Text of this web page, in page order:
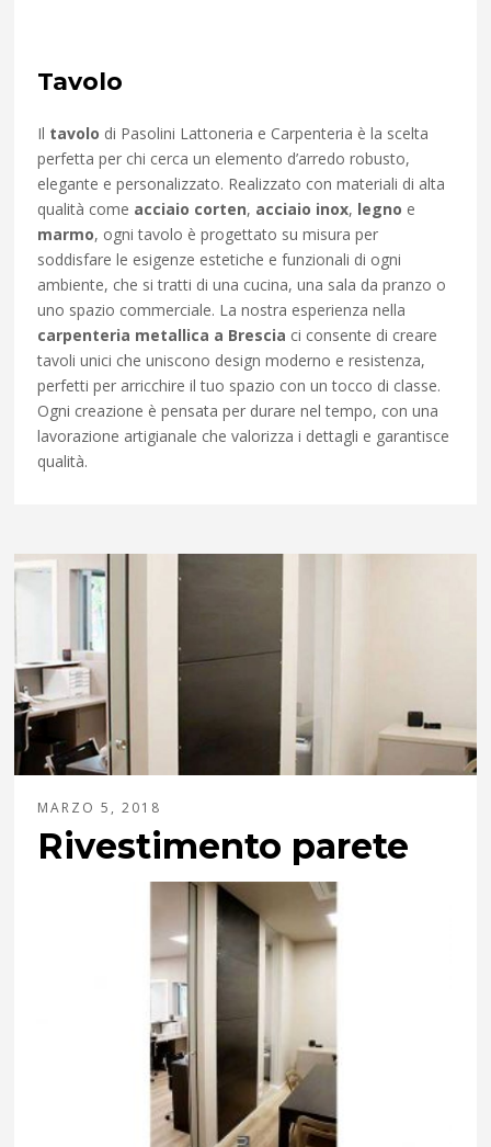
Tavolo
Il tavolo di Pasolini Lattoneria e Carpenteria è la scelta
perfetta per chi cerca un elemento d’arredo robusto,
elegante e personalizzato. Realizzato con materiali di alta
qualità come acciaio corten, acciaio inox, legno e
marmo, ogni tavolo è progettato su misura per
soddisfare le esigenze estetiche e funzionali di ogni
ambiente, che si tratti di una cucina, una sala da pranzo o
uno spazio commerciale. La nostra esperienza nella
carpenteria metallica a Brescia ci consente di creare
tavoli unici che uniscono design moderno e resistenza,
perfetti per arricchire il tuo spazio con un tocco di classe.
Ogni creazione è pensata per durare nel tempo, con una
lavorazione artigianale che valorizza i dettagli e garantisce
qualità.
MARZO 5, 2018
Rivestimento parete